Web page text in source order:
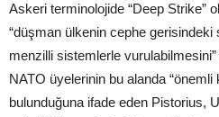
Askeri terminolojide “Deep Strike”
“düşman ülkenin cephe
menzilli sistemlerle
NATO üyelerinin bu alanda “önemli
bulunduğuna ifade eden Pistorius,